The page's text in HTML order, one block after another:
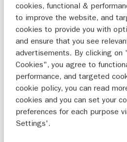
bromfiets. Alleen
vijfentwintig jaar
meer in Nederland.
aan zo’n schitterende
bromfiets?
“Dank jullie wel, wat een
Suzuki is inderdaad in
komt uit 1983. Ik heb hem
gerestaureerd, waardoor
uit de winkel komt. Volgens
cookies, functional &
to improve the website, and
cookies to provide you with
and ensure that you see
advertisements. By clicking on
Cookies", you agree to
performance, and targeted
cookie policy, you can read
cookies and you can set your
preferences for each purpose
Settings'.